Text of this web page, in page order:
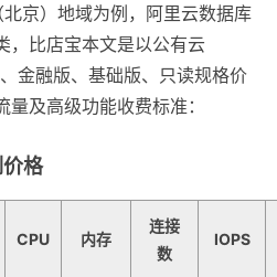
京）地域为例，阿里云数据库
，比店宝本文是以公有云
金融版、基础版、只读规格价
及高级功能收费标准：
格
CPU 内存
连接
数
IOPS